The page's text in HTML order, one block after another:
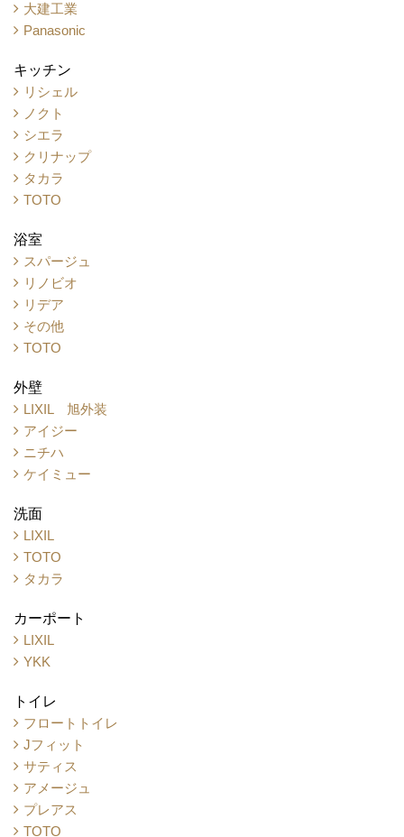
大建工業
Panasonic
キッチン
リシェル
ノクト
シエラ
クリナップ
タカラ
TOTO
浴室
スパージュ
リノビオ
リデア
その他
TOTO
外壁
LIXIL 旭外装
アイジー
ニチハ
ケイミュー
洗面
LIXIL
TOTO
タカラ
カーポート
LIXIL
YKK
トイレ
フロートトイレ
Jフィット
サティス
アメージュ
プレアス
TOTO